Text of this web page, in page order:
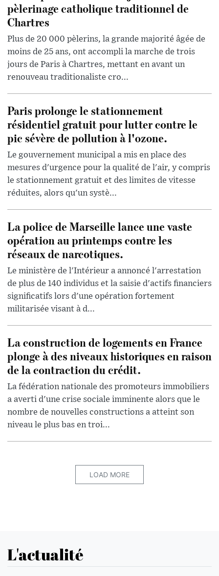
pèlerinage catholique traditionnel de
Chartres
Plus de 20 000 pèlerins, la grande majorité âgée de
moins de 25 ans, ont accompli la marche de trois
jours de Paris à Chartres, mettant en avant un
renouveau traditionaliste cro...
Paris prolonge le stationnement
résidentiel gratuit pour lutter contre le
pic sévère de pollution à l'ozone.
Le gouvernement municipal a mis en place des
mesures d'urgence pour la qualité de l'air, y compris
le stationnement gratuit et des limites de vitesse
réduites, alors qu'un systè...
La police de Marseille lance une vaste
opération au printemps contre les
réseaux de narcotiques.
Le ministère de l'Intérieur a annoncé l'arrestation
de plus de 140 individus et la saisie d'actifs financiers
significatifs lors d'une opération fortement
militarisée visant à d...
La construction de logements en France
plonge à des niveaux historiques en raison
de la contraction du crédit.
La fédération nationale des promoteurs immobiliers
a averti d'une crise sociale imminente alors que le
nombre de nouvelles constructions a atteint son
niveau le plus bas en troi...
LOAD MORE
L'actualité